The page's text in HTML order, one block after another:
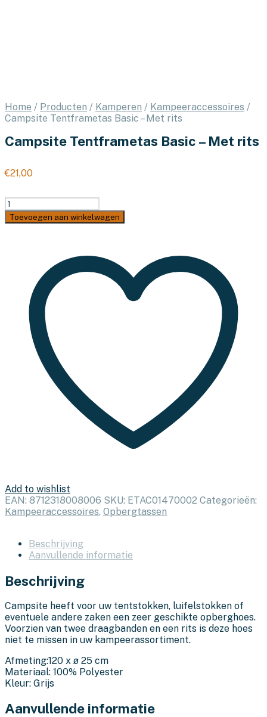
Home / Producten / Kamperen / Kampeeraccessoires /
Campsite Tentframetas Basic – Met rits
Campsite Tentframetas Basic – Met rits
€21,00
Campsite
Tentframetas
Basic
Toevoegen aan winkelwagen
Add to wishlist
EAN: 8712318008006 SKU: ETAC01470002 Categorieën:
Kampeeraccessoires, Opbergtassen
Beschrijving
Aanvullende informatie
Beschrijving
Campsite heeft voor uw tentstokken, luifelstokken of
eventuele andere zaken een zeer geschikte opberghoes.
Voorzien van twee draagbanden en een rits is deze hoes
niet te missen in uw kampeerassortiment.
Afmeting:120 x ø 25 cm
Materiaal: 100% Polyester
Kleur: Grijs
Aanvullende informatie